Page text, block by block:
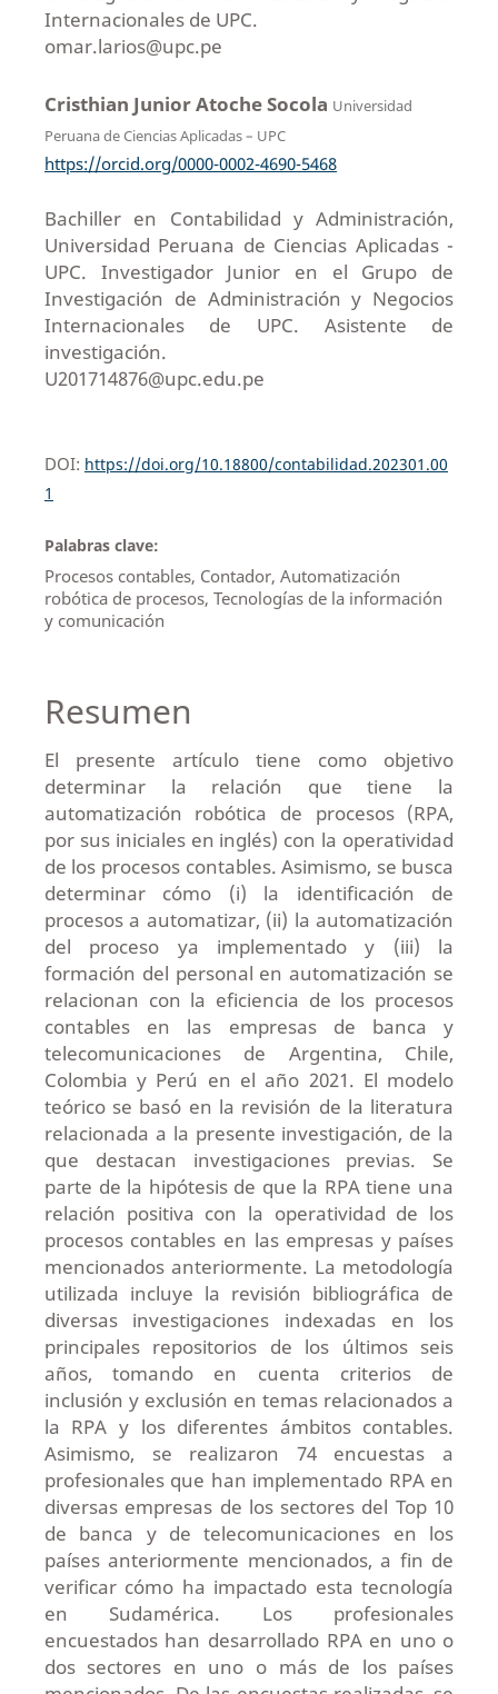
Internacionales de UPC.
omar.larios@upc.pe
Cristhian Junior Atoche Socola Universidad
Peruana de Ciencias Aplicadas – UPC
https://orcid.org/0000-0002-4690-5468
Bachiller en Contabilidad y Administración,
Universidad Peruana de Ciencias Aplicadas -
UPC. Investigador Junior en el Grupo de
Investigación de Administración y Negocios
Internacionales de UPC. Asistente de
investigación.
U201714876@upc.edu.pe
DOI: https://doi.org/10.18800/contabilidad.202301.00
1
Palabras clave:
Procesos contables, Contador, Automatización
robótica de procesos, Tecnologías de la información
y comunicación
Resumen
El presente artículo tiene como objetivo
determinar la relación que tiene la
automatización robótica de procesos (RPA,
por sus iniciales en inglés) con la operatividad
de los procesos contables. Asimismo, se busca
determinar cómo (i) la identificación de
procesos a automatizar, (ii) la automatización
del proceso ya implementado y (iii) la
formación del personal en automatización se
relacionan con la eficiencia de los procesos
contables en las empresas de banca y
telecomunicaciones de Argentina, Chile,
Colombia y Perú en el año 2021. El modelo
teórico se basó en la revisión de la literatura
relacionada a la presente investigación, de la
que destacan investigaciones previas. Se
parte de la hipótesis de que la RPA tiene una
relación positiva con la operatividad de los
procesos contables en las empresas y países
mencionados anteriormente. La metodología
utilizada incluye la revisión bibliográfica de
diversas investigaciones indexadas en los
principales repositorios de los últimos seis
años, tomando en cuenta criterios de
inclusión y exclusión en temas relacionados a
la RPA y los diferentes ámbitos contables.
Asimismo, se realizaron 74 encuestas a
profesionales que han implementado RPA en
diversas empresas de los sectores del Top 10
de banca y de telecomunicaciones en los
países anteriormente mencionados, a fin de
verificar cómo ha impactado esta tecnología
en Sudamérica. Los profesionales
encuestados han desarrollado RPA en uno o
dos sectores en uno o más de los países